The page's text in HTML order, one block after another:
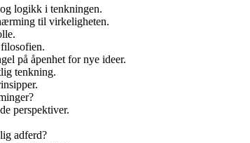
logikk i tenkningen.
til virkeligheten.
på åpenhet for nye ideer.
tenkning.
perspektiver.
adferd?